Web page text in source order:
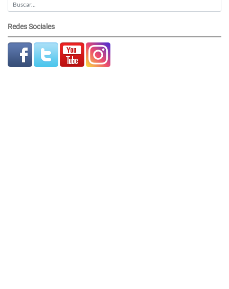
Redes Sociales